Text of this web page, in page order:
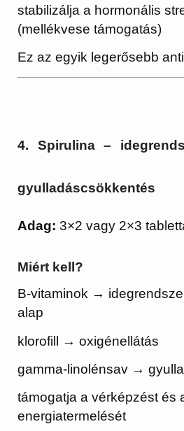
stabilizálja a hormonális
(mellékvese támogatás)
Ez az egyik legerősebb
4. Spirulina –
gyulladáscsökkentés
Adag: 3×2 vagy 2×3
Miért kell?
B-vitaminok →
alap
klorofill → oxigénellátás
gamma-linolénsav →
támogatja a vérképzést és
energiatermelését